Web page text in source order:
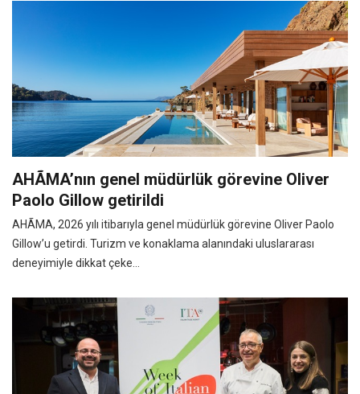
AHÃMA’nın genel müdürlük görevine Oliver
Paolo Gillow getirildi
AHÃMA, 2026 yılı itibarıyla genel müdürlük görevine Oliver Paolo
Gillow’u getirdi. Turizm ve konaklama alanındaki uluslararası
deneyimiyle dikkat çeke...